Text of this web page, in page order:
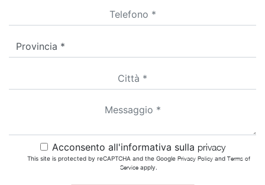
Acconsento all'informativa sulla privacy
This site is protected by reCAPTCHA and the Google Privacy Policyand Terms of
Serviceapply.